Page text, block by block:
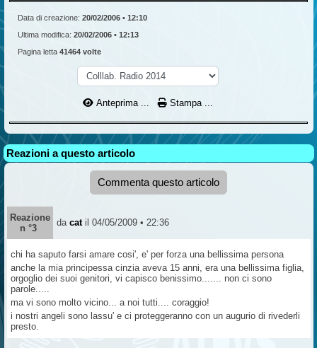
Data di creazione: 20/02/2006 • 12:10
Ultima modifica: 20/02/2006 • 12:13
Pagina letta 41464 volte
Anteprima ... Stampa ...
Reazioni a questo articolo
Commenta questo articolo
Reazione
n °3
da cat il 04/05/2009 • 22:36
chi ha saputo farsi amare cosi', e' per forza una bellissima persona
anche la mia principessa cinzia aveva 15 anni, era una bellissima figlia,
orgoglio dei suoi genitori, vi capisco benissimo....... non ci sono
parole.....
ma vi sono molto vicino... a noi tutti.... coraggio!
i nostri angeli sono lassu' e ci proteggeranno con un augurio di rivederli
presto.